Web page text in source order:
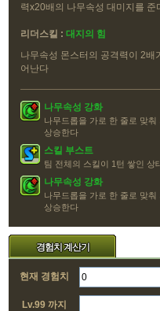
력x20배의 나무속성 대미지를 준
리더스킬 : 대지의 힘
나무속성 몬스터의 공격력이 2배
어난다
나무속성 강화
나무드롭을 가로 한 줄로 맞
상승한다
스킬 부스트
팀 전체의 스킬이 1턴 쌓인 상
나무속성 강화
나무드롭을 가로 한 줄로 맞
상승한다
경험치 계산기
현재 경험치
Lv.99 까지